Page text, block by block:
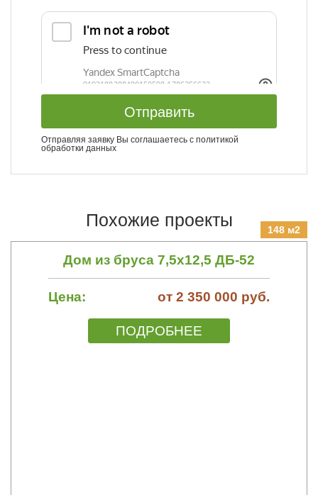
Отправить
Отправляя заявку Вы соглашаетесь с политикой
обработки данных
Похожие проекты 148 м2
Дом из бруса 7,5х12,5 ДБ-52
Цена: от 2 350 000 руб.
ПОДРОБНЕЕ